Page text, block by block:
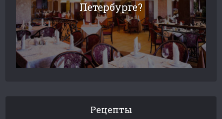
Петербурге?
Рецепты